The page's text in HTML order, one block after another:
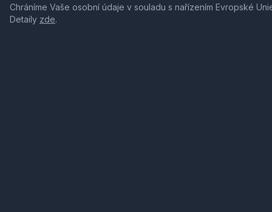
Chráníme Vaše osobní údaje v souladu s nařízením Evropské
Detaily zde.